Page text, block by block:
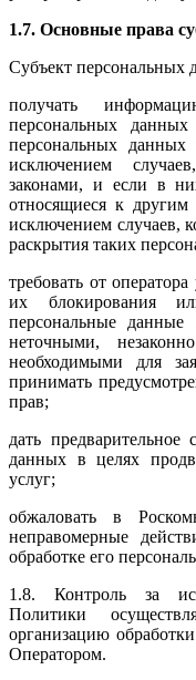
1.7. Основные права
Субъект персональных
получать
персональных данных
персональных
исключением
законами, и если в
относящиеся к другим
исключением случаев,
раскрытия таких
требовать от
их блокирования
персональные
неточными,
необходимыми для
принимать
прав;
дать предварительное
данных в целях
услуг;
обжаловать в
неправомерные
обработке его
1.8. Контроль за
Политики
организацию
Оператором.